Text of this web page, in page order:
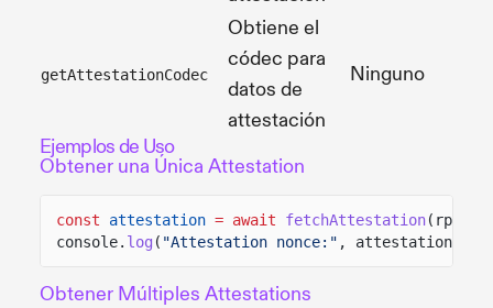
getAttestationCodec
Obtiene el
códec para
datos de
attestación
Ninguno
Ejemplos de Uso
Obtener una Única Attestation
const attestation = await fetchAttestation(rpc,
console. log ( "Attestation nonce:" ,
Obtener Múltiples Attestations